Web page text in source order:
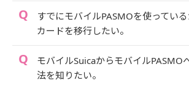
すでにモバイルPASMOを使ってい
カードを移行したい。
モバイルSuicaからモバイルPASMO
法を知りたい。